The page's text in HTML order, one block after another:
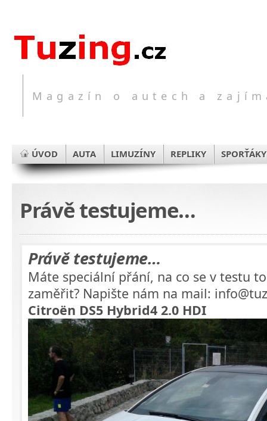
Magazín o autech a
ÚVOD AUTA LIMUZÍNY REPLIKY SPORŤÁKY
Právě testujeme…
Právě testujeme…
Máte speciální přání, na co se v testu
zaměřit? Napište nám na mail:
Citroën DS5 Hybrid4 2.0 HDI